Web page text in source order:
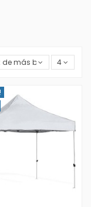
de más bajo a más alto
4